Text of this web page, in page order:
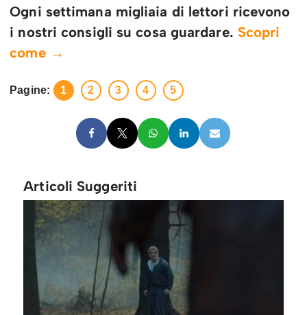
Ogni settimana migliaia di lettori ricevono
i nostri consigli su cosa guardare. Scopri
come →
Pagine: 1 2 3 4 5
Articoli Suggeriti